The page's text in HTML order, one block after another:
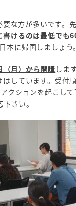
な方が多いです。
書けるのは最低でも
に帰国しましょ
（月）から開講 しま
しています。受付
クションを起こし
さい。